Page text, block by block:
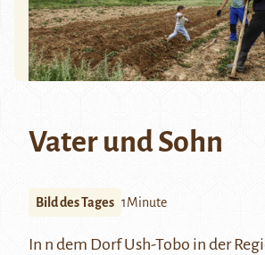
Vater und Sohn
Bild des Tages 1Minute
In n dem Dorf Ush-Tobo in der